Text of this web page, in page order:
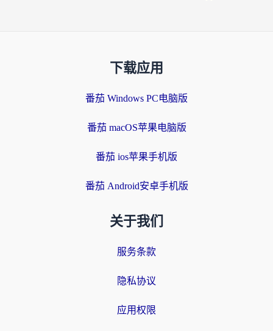
下载应用
番茄 Windows PC电脑版
番茄 macOS苹果电脑版
番茄 ios苹果手机版
番茄 Android安卓手机版
关于我们
服务条款
隐私协议
应用权限